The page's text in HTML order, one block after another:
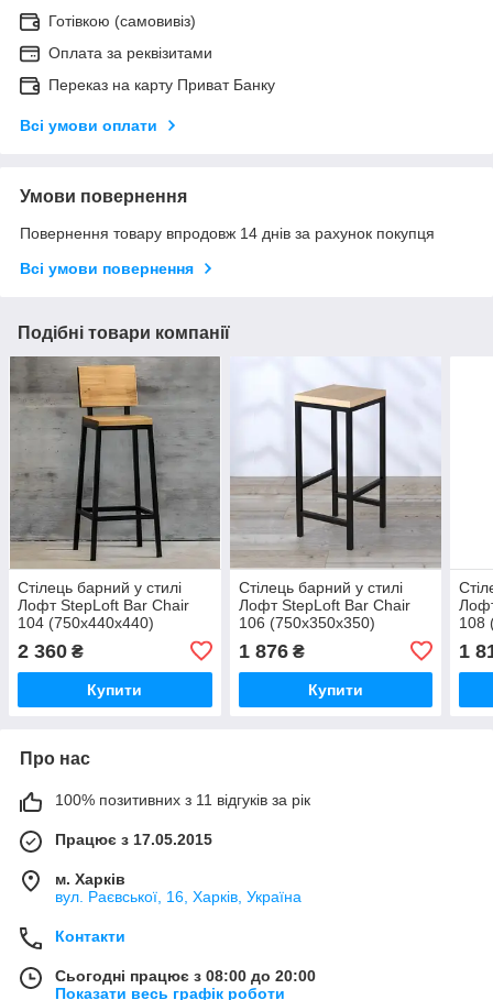
Готівкою (самовивіз)
Оплата за реквізитами
Переказ на карту Приват Банку
Всі умови оплати
Умови повернення
Повернення товару впродовж 14 днів за рахунок покупця
Всі умови повернення
Подібні товари компанії
Стілець барний у стилі
Лофт StepLoft Bar Chair
104 (750x440x440)
2 360 ₴
Купити
Стілець барний у стилі
Лофт StepLoft Bar Chair
106 (750x350x350)
1 876₴
Купити
108
1
Про нас
100% позитивних з 11 відгуків за рік
Працює з 17.05.2015
м. Харків
вул. Раєвської, 16, Харків, Україна
Контакти
Сьогодні працює з 08:00 до 20:00
Показати весь графік роботи